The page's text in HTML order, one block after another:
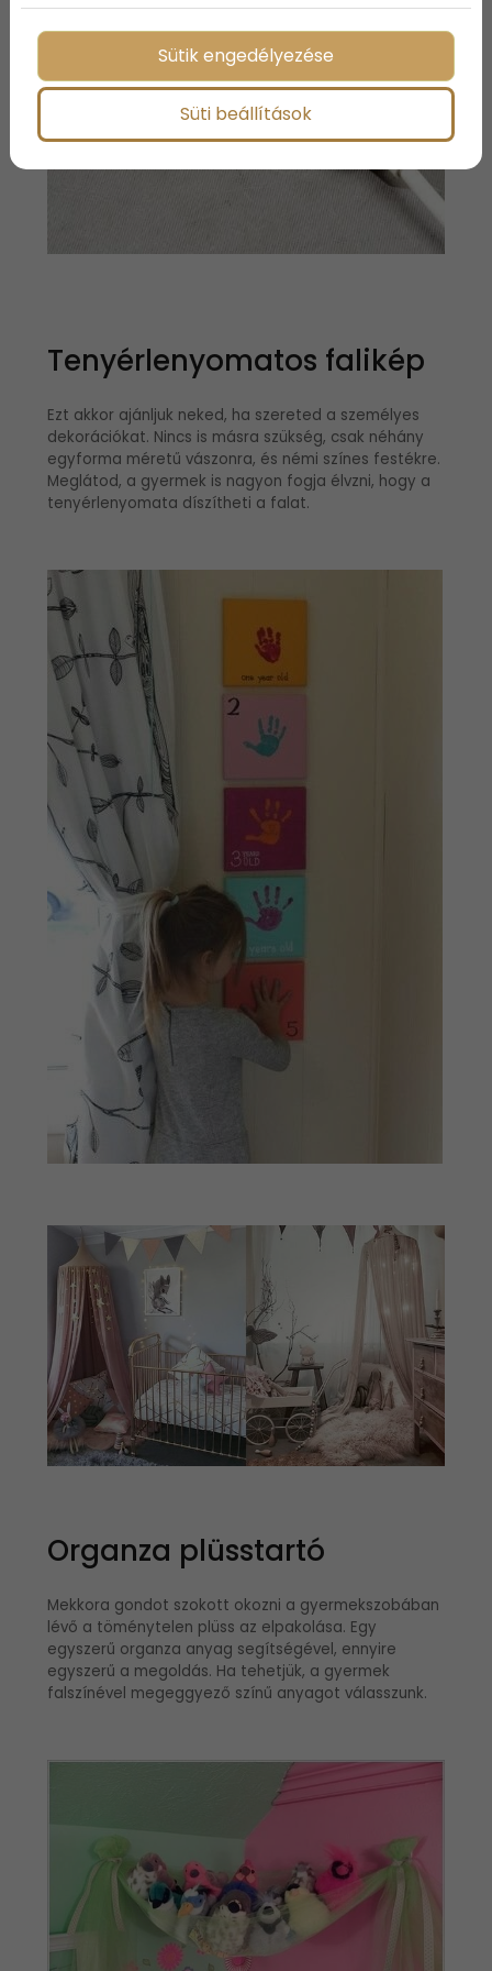
Tenyérlenyomatos falikép
Ezt akkor ajánljuk neked, ha szereted a személyes
dekorációkat. Nincs is másra szükség, csak néhány
egyforma méretű vászonra, és némi színes festékre.
Meglátod, a gyermek is nagyon fogja élvzni, hogy a
tenyérlenyomata díszítheti a falat.
Organza plüsstartó
Mekkora gondot szokott okozni a gyermekszobában
lévő a töménytelen plüss az elpakolása. Egy
egyszerű organza anyag segítségével, ennyire
egyszerű a megoldás. Ha tehetjük, a gyermek
falszínével megeggyező színű anyagot válasszunk.
Sütik engedélyezése
Süti beállítások